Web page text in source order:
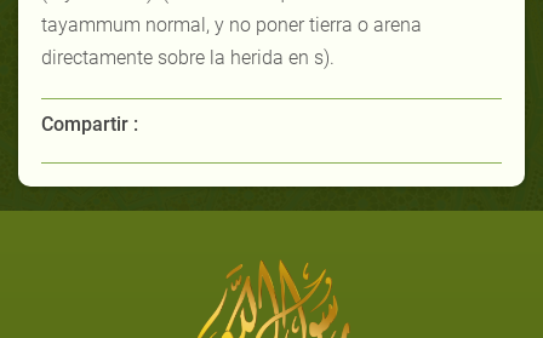
tayammum normal, y no poner tierra o arena
directamente sobre la herida en s).
Compartir :